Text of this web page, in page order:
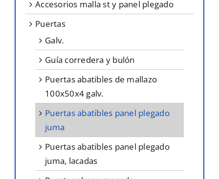
accesorios malla st y panel plegado
puertas
galv.
guía corredera y bulón
puertas abatibles de mallazo
100x50x4 galv.
puertas abatibles panel plegado
juma
puertas abatibles panel plegado
juma, lacadas